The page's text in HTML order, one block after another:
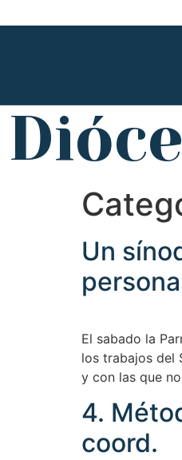
Un
El sabado la
los trabajos del
y con las que
4.
coord.